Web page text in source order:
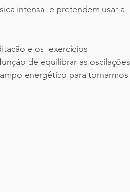
intensa  e pretendem usar a
e os  exercícios
de equilibrar as oscilações
energético para tornarmos